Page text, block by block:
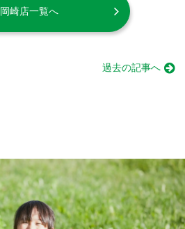
岡崎店一覧へ
過去の記事へ